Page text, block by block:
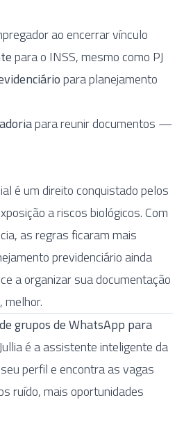
ao encerrar vínculo
para o INSS, mesmo como PJ
para planejamento
para reunir documentos —
é um direito conquistado pelos
a riscos biológicos. Com
as regras ficaram mais
previdenciário ainda
a organizar sua documentação
grupos de WhatsApp para
é a assistente inteligente da
perfil e encontra as vagas
ruído, mais oportunidades